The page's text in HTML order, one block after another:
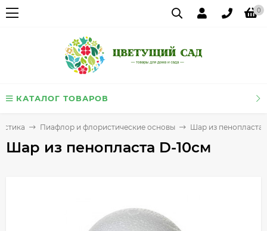
0
КАТАЛОГ ТОВАРОВ
Пиафлор и флористические основы Шар из пенопласта
Шар из пенопласта D-10см